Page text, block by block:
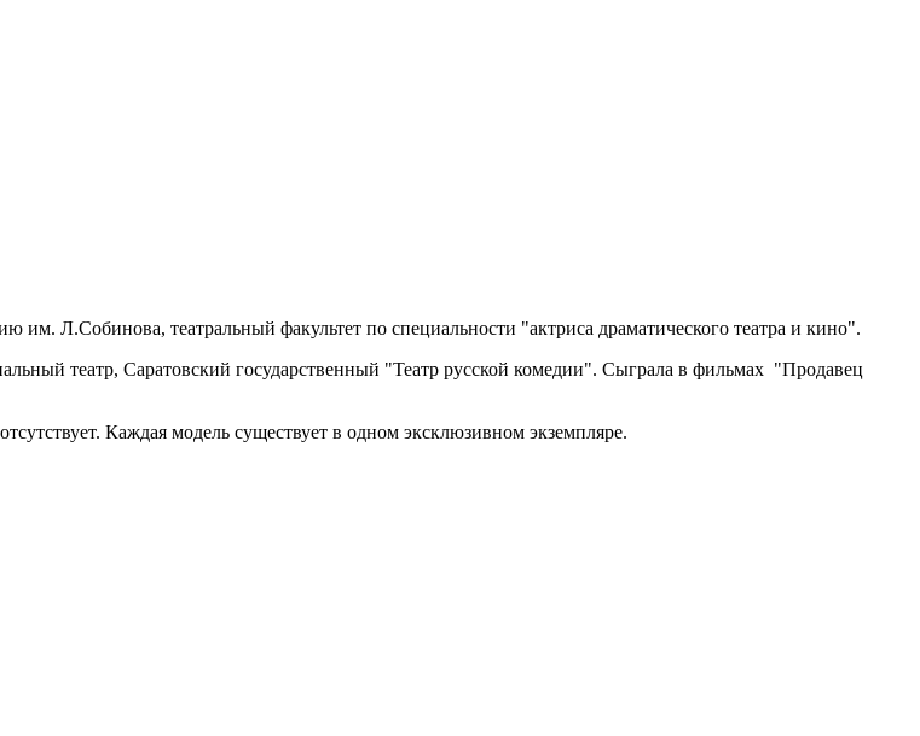
им. Л.Собинова, театральный факультет по специальности "актриса драматического театра и кино".
театр, Саратовский государственный "Театр русской комедии". Сыграла в фильмах "Продавец
Каждая модель существует в одном эксклюзивном экземпляре.